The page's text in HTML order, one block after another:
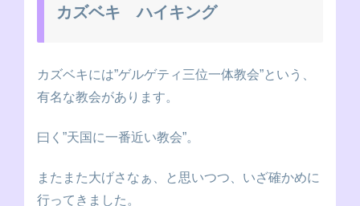
カズベキ ハイキング
カズベキには”ゲルゲティ三位一体教会”という、
有名な教会があります。
曰く”天国に一番近い教会”。
またまた大げさなぁ、と思いつつ、いざ確かめに
行ってきました。